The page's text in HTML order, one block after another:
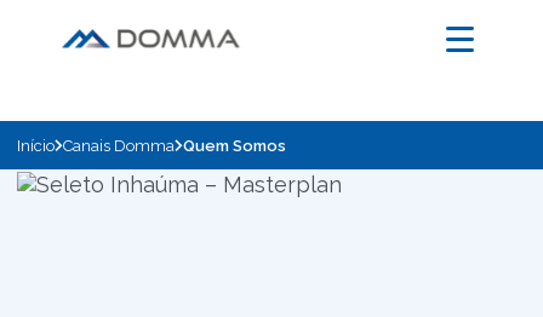
Início Canais Domma Quem Somos